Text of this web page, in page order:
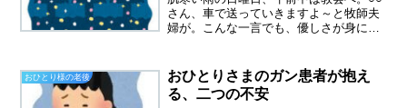
さん、車で送っていきますよ～と牧師夫
婦が。こんな一言でも、優しさが身にし
せっせと孫守りに通って、あの頃は楽し
かったと思ってしまう。...
おひとり様の老後
おひとりさまのガン患者が抱え
る、二つの不安